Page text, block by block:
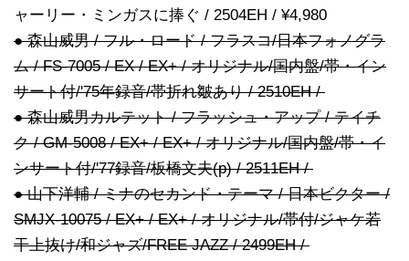
ャーリー・ミンガスに捧ぐ / 2504EH / ¥4,980
● 森山威男 / フル・ロード / フラスコ/日本フォノグラ
ム / FS-7005 / EX / EX+ / オリジナル/国内盤/帯・イン
サート付/'75年録音/帯折れ皺あり / 2510EH /
● 森山威男カルテット / フラッシュ・アップ / テイチ
ク / GM-5008 / EX+ / EX+ / オリジナル/国内盤/帯・イ
ンサート付/'77録音/板橋文夫(p) / 2511EH /
● 山下洋輔 / ミナのセカンド・テーマ / 日本ビクター /
SMJX-10075 / EX+ / EX+ / オリジナル/帯付/ジャケ若
干上抜け/和ジャズ/FREE JAZZ / 2499EH /